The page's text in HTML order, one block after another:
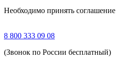
Необходимо принять соглашение
8 800 333 09 08
(Звонок по России бесплатный)